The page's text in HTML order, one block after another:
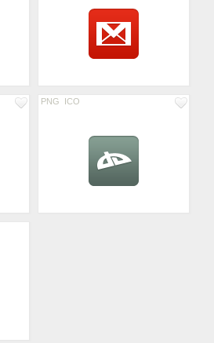
PNG ICO